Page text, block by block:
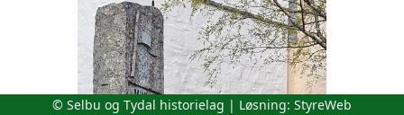
© Selbu og Tydal historielag | Løsning: StyreWeb